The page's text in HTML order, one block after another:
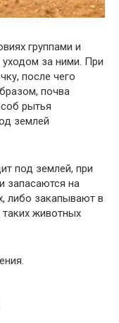
группами и
за ними. При
после чего
почва
рытья
землей
под землей, при
запасаются на
либо закапывают в
животных